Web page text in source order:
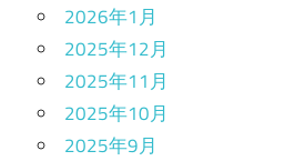
2026年1月
2025年12月
2025年11月
2025年10月
2025年9月